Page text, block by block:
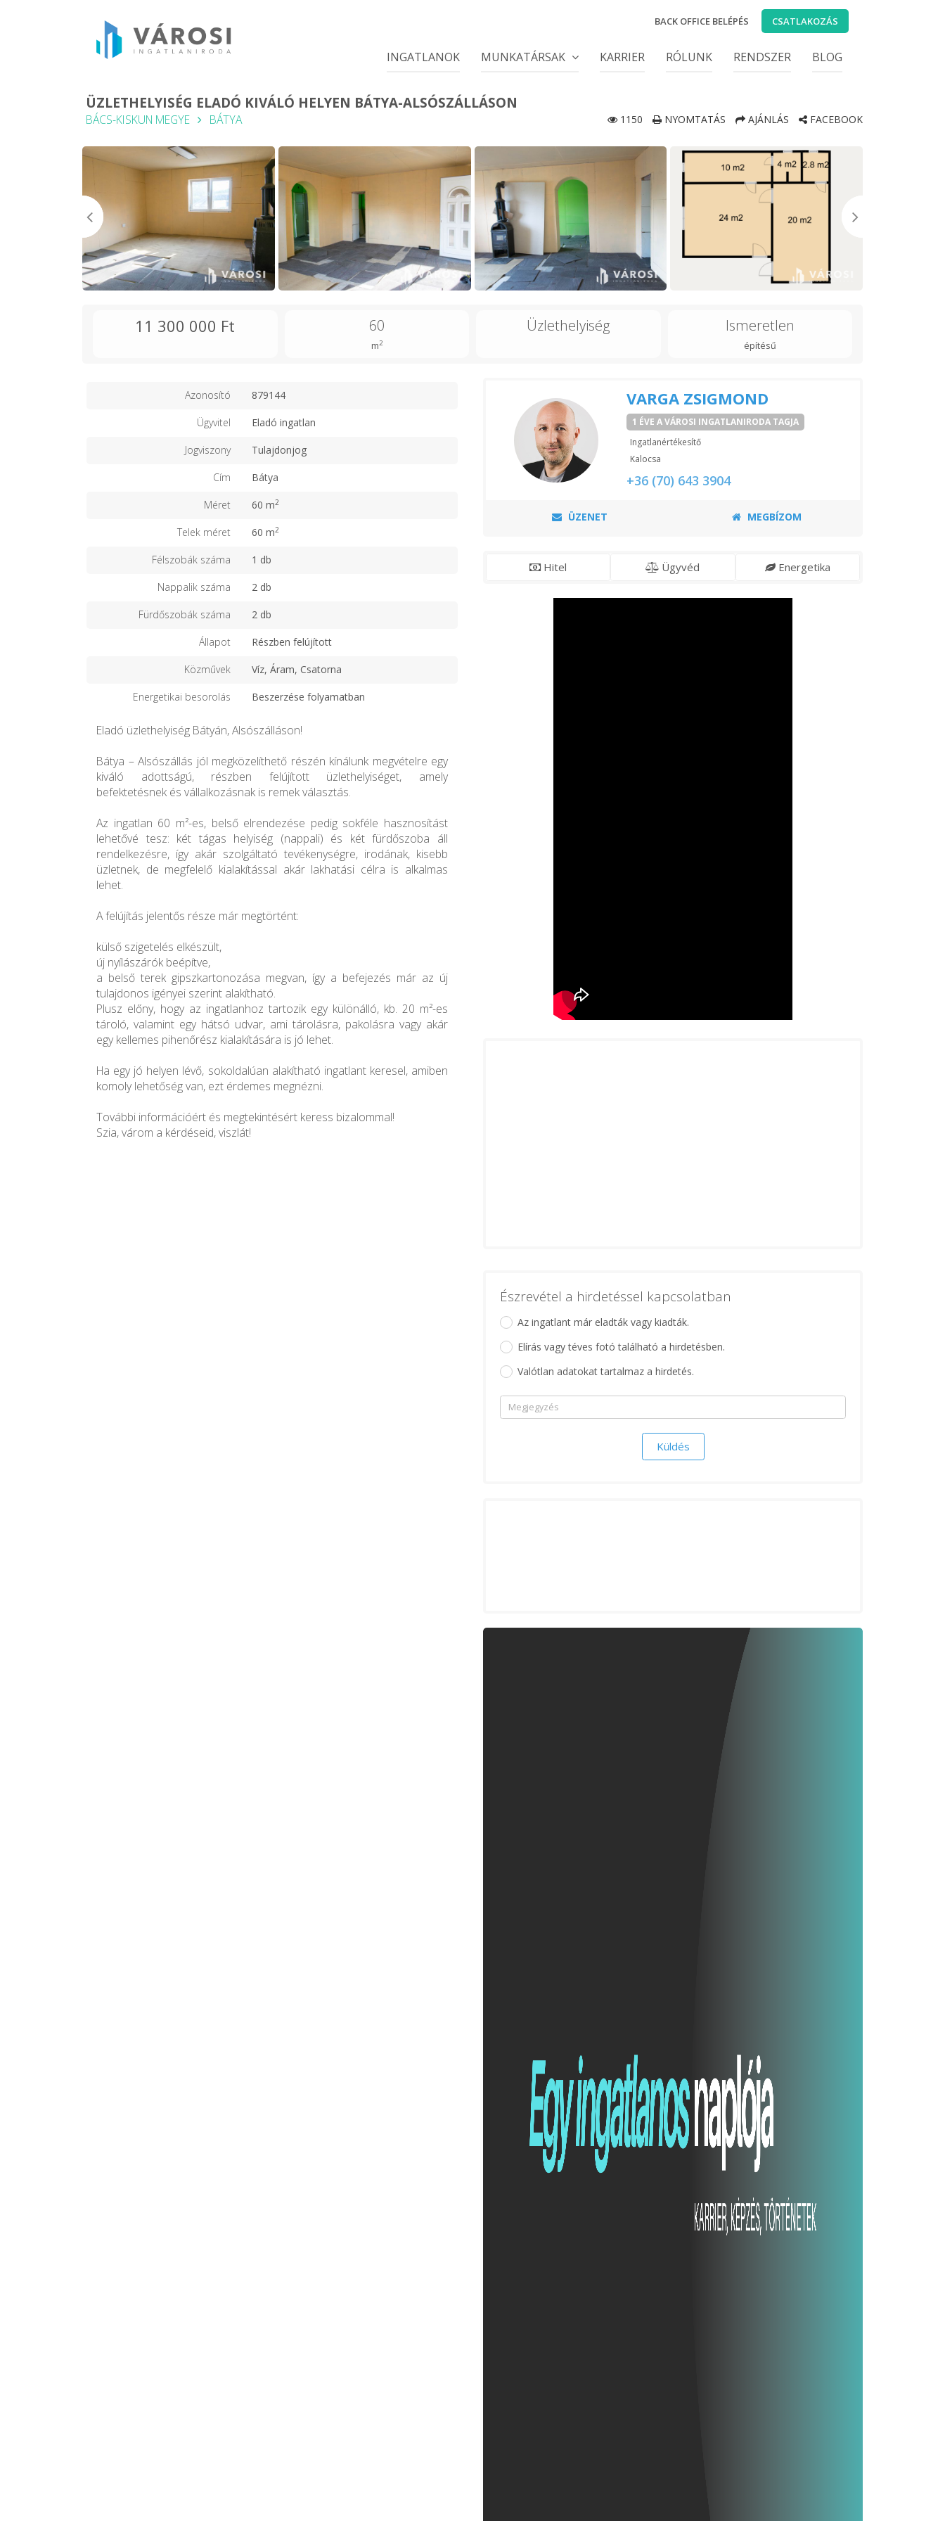
BACK OFFICE BELÉPÉS CSATLAKOZÁS
INGATLANOK MUNKATÁRSAK KARRIER RÓLUNK RENDSZER BLOG
ÜZLETHELYISÉG ELADÓ KIVÁLÓ HELYEN BÁTYA-ALSÓSZÁLLÁSON
BÁCS-KISKUN MEGYE BÁTYA 1150 NYOMTATÁS AJÁNLÁS FACEBOOK
11 300 000 Ft 60
m2
Üzlethelyiség Ismeretlen
építésű
Azonosító 879144
Ügyvitel Eladó ingatlan
Jogviszony Tulajdonjog
Cím Bátya
Méret 60 m2
Telek méret 60 m2
Félszobák száma 1 db
Nappalik száma 2 db
Fürdőszobák száma 2 db
Állapot Részben felújított
Közművek Víz, Áram, Csatorna
Energetikai besorolás Beszerzése folyamatban
Eladó üzlethelyiség Bátyán, Alsószálláson!
Bátya – Alsószállás jól megközelíthető részén kínálunk megvételre egy
kiváló adottságú, részben felújított üzlethelyiséget, amely
befektetésnek és vállalkozásnak is remek választás.
Az ingatlan 60 m²-es, belső elrendezése pedig sokféle hasznosítást
lehetővé tesz: két tágas helyiség (nappali) és két fürdőszoba áll
rendelkezésre, így akár szolgáltató tevékenységre, irodának, kisebb
üzletnek, de megfelelő kialakítással akár lakhatási célra is alkalmas
lehet.
A felújítás jelentős része már megtörtént:
külső szigetelés elkészült,
új nyílászárók beépítve,
a belső terek gipszkartonozása megvan, így a befejezés már az új
tulajdonos igényei szerint alakítható.
Plusz előny, hogy az ingatlanhoz tartozik egy különálló, kb. 20 m²-es
tároló, valamint egy hátsó udvar, ami tárolásra, pakolásra vagy akár
egy kellemes pihenőrész kialakítására is jó lehet.
Ha egy jó helyen lévő, sokoldalúan alakítható ingatlant keresel, amiben
komoly lehetőség van, ezt érdemes megnézni.
További információért és megtekintésért keress bizalommal!
Szia, várom a kérdéseid, viszlát!
VARGA ZSIGMOND
1 ÉVE A VÁROSI INGATLANIRODA TAGJA
Ingatlanértékesítő
Kalocsa
+36 (70) 643 3904
ÜZENET MEGBÍZOM
Hitel Ügyvéd Energetika
Észrevétel a hirdetéssel kapcsolatban
Az ingatlant már eladták vagy kiadták.
Elírás vagy téves fotó található a hirdetésben.
Valótlan adatokat tartalmaz a hirdetés.